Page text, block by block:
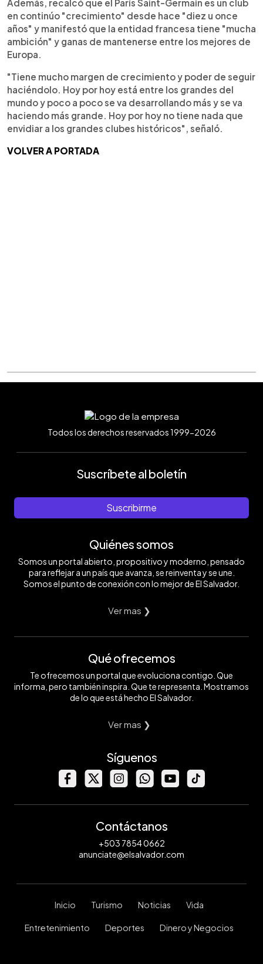
Además, recalcó que el París Saint-Germain es un club
en continúo "crecimiento" desde hace "diez u once
años" y manifestó que la entidad francesa tiene "mucha
ambición" y ganas de mantenerse entre los mejores de
Europa.
"Tiene mucho margen de crecimiento y poder de seguir
haciéndolo. Hoy por hoy está entre los grandes del
mundo y poco a poco se va desarrollando más y se va
haciendo más grande. Hoy por hoy no tiene nada que
envidiar a los grandes clubes históricos", señaló.
VOLVER A PORTADA
Todos los derechos reservados 1999-2026
Suscríbete al boletín
Suscribirme
Quiénes somos
Somos un portal abierto, propositivo y moderno, pensado
para reflejar a un país que avanza, se reinventa y se une.
Somos el punto de conexión con lo mejor de El Salvador.
Ver mas ❯
Qué ofrecemos
Te ofrecemos un portal que evoluciona contigo. Que
informa, pero también inspira. Que te representa. Mostramos
de lo que está hecho El Salvador.
Ver mas ❯
Síguenos
Contáctanos
+503 7854 0662
anunciate@elsalvador.com
Inicio Turismo Noticias Vida
Entretenimiento Deportes Dinero y Negocios